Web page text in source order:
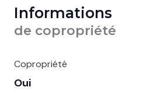
Informations
de copropriété
Copropriété
Oui